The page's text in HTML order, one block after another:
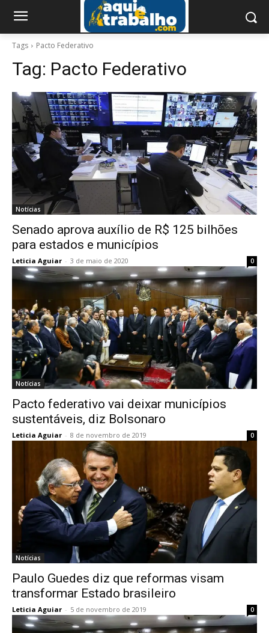
Tags Pacto Federativo
Tag: Pacto Federativo
Notícias
Senado aprova auxílio de R$ 125 bilhões
para estados e municípios
Leticia Aguiar - 3 de maio de 2020 0
Notícias
Pacto federativo vai deixar municípios
sustentáveis, diz Bolsonaro
Leticia Aguiar - 8 de novembro de 2019 0
Notícias
Paulo Guedes diz que reformas visam
transformar Estado brasileiro
Leticia Aguiar - 5 de novembro de 2019 0